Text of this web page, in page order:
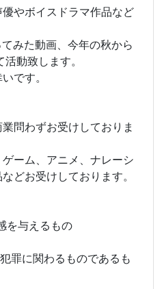
やボイスドラマ作品など
みた動画、今年の秋から
動致します。
です。
問わずお受けしておりま
ーム、アニメ、ナレーシ
どお受けしております。
を与えるもの
罪に関わるものであるも